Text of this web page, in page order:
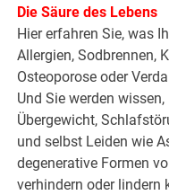
Die Säure des Lebens
Hier erfahren Sie, was
Allergien, Sodbrennen,
Osteoporose oder
Und Sie werden
Übergewicht,
und selbst Leiden wie
degenerative Formen
verhindern oder lindern